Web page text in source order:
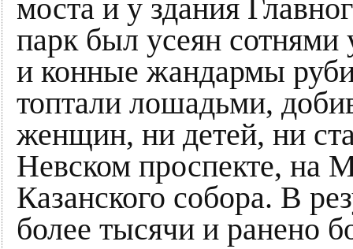
моста и у здания
парк был усеян
и конные жандармы
топтали лошадьми,
женщин, ни детей, ни
Невском проспекте, на
Казанского собора. В
более тысячи и ранено